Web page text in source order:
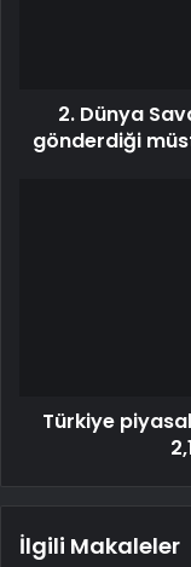
2. Dünya
gönderdiği
Türkiye
İlgili Makaleler